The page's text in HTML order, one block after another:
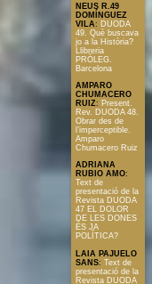
NEUS R.49
DOMÍNGUEZ
VILA: DUODA
49. Què buscava
jo a la Història?
Llibreria
PRÒLEG.
Barcelona
AMPARO
CHUMACERO
RUIZ: Present.
Rev. DUODA 48.
Obrar des de
l’imperceptible.
Amparo
Chumacero Ruiz
ADRIANA
RUBIO AMO:
Text de
presentació de la
Revista DUODA
47 EL DOLOR
DE LES DONES
ÉS JA
POLÍTICA?
LAIA PAJUELO
SANS: Text de
presentació de la
Revista DUODA